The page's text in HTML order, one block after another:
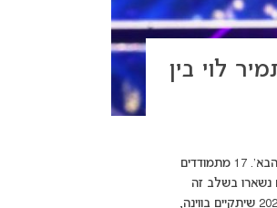
לוי בין
(adsbygoogle = window.adsbygoogle || []).push({}); מנטמר טגניה נאלצת להיפרד מ'הכוכב הבא'. 17 מתמודדים
תמיר לוי ומייקל הרפז. סיכום פרק 19. 17 מתמודדים נשארו בשלב זה
בנבחרת של “הכוכב הבא לאירוויזיון 2026“, כשהזוכה הגדול בתחרות ייצג את ישראל באירוויזיון 2026 שיתקיים בווינה,